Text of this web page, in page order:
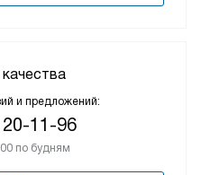
и предложений:
11-96
по будням